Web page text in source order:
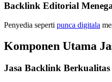
Backlink Editorial
Penyedia seperti punca digitala
Komponen Utama
Jasa Backlink Berkualitas